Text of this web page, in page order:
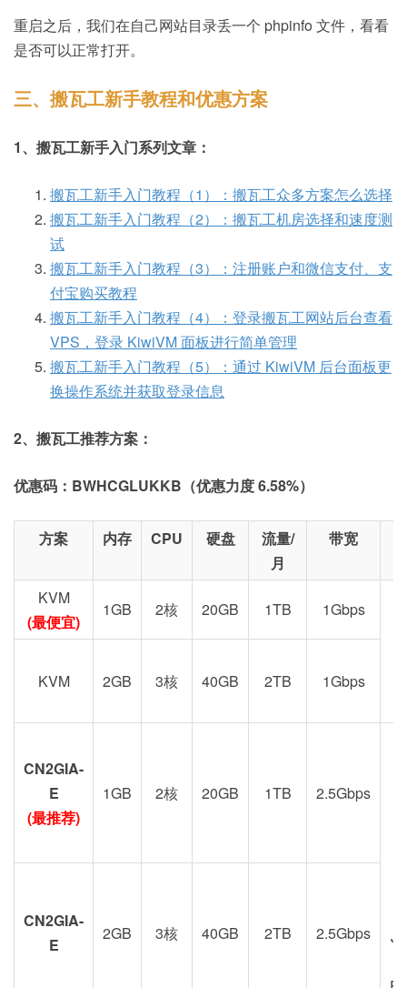
重启之后，我们在自己网站目录丢一个 phpinfo 文件，看看
是否可以正常打开。
三、搬瓦工新手教程和优惠方案
1、搬瓦工新手入门系列文章：
搬瓦工新手入门教程（1）：搬瓦工众多方案怎么选择
搬瓦工新手入门教程（2）：搬瓦工机房选择和速度测
试
搬瓦工新手入门教程（3）：注册账户和微信支付、支
付宝购买教程
搬瓦工新手入门教程（4）：登录搬瓦工网站后台查看
VPS，登录 KiwiVM 面板进行简单管理
搬瓦工新手入门教程（5）：通过 KiwiVM 后台面板更
换操作系统并获取登录信息
2、搬瓦工推荐方案：
优惠码：BWHCGLUKKB（优惠力度 6.58%）
方案 内存 CPU 硬盘
流量/
月
带宽
KVM
(最便宜)
1GB 2核 20GB 1TB 1Gbps
KVM 2GB 3核 40GB 2TB 1Gbps
CN2GIA-
E
(最推荐)
1GB 2核 20GB 1TB 2.5Gbps
CN2GIA-
E
2GB 3核 40GB 2TB 2.5Gbps